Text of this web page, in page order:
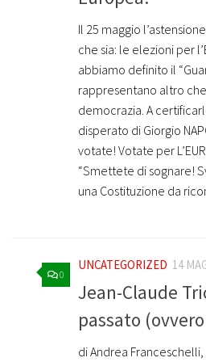
Il 25 maggio
che sia: le elezioni per
abbiamo definito il
rappresentano altro
democrazia. A
disperato di Giorgio
votate! Votate per
“Smettete di sognare!
una Costituzione da
0
UNCATEGORIZED 14
Jean-Claude
passato
di Andrea